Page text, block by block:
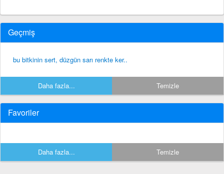
Geçmiş
bu bitkinin sert, düzgün sarı renkte ker..
Daha fazla... Temizle
Favoriler
Daha fazla... Temizle